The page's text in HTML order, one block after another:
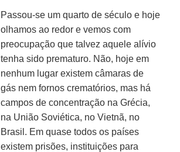
Passou-se um quarto de século e hoje
olhamos ao redor e vemos com
preocupação que talvez aquele alívio
tenha sido prematuro. Não, hoje em
nenhum lugar existem câmaras de
gás nem fornos crematórios, mas há
campos de concentração na Grécia,
na União Soviética, no Vietnã, no
Brasil. Em quase todos os países
existem prisões, instituições para